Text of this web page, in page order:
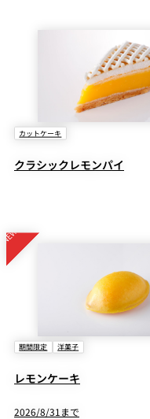
カットケーキ
クラシックレモンパイ
期間限定 洋菓子
レモンケーキ
2026/8/31まで